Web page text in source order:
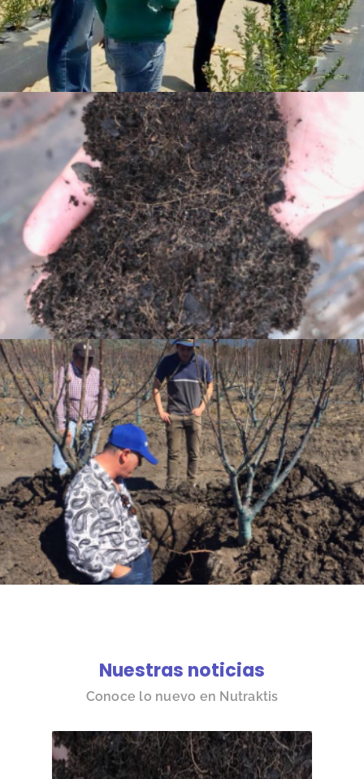
Nuestras noticias
Conoce lo nuevo en Nutraktis